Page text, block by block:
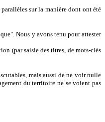
sur la manière dont ont été
Nous y avons tenu pour attester
(par saisie des titres, de mots-clés
mais aussi de ne voir nulle
du territoire ne se voient pas